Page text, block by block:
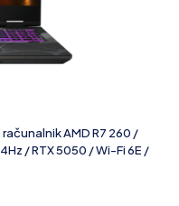
AMD R7 260 /
/ RTX 5050 / Wi-Fi 6E /